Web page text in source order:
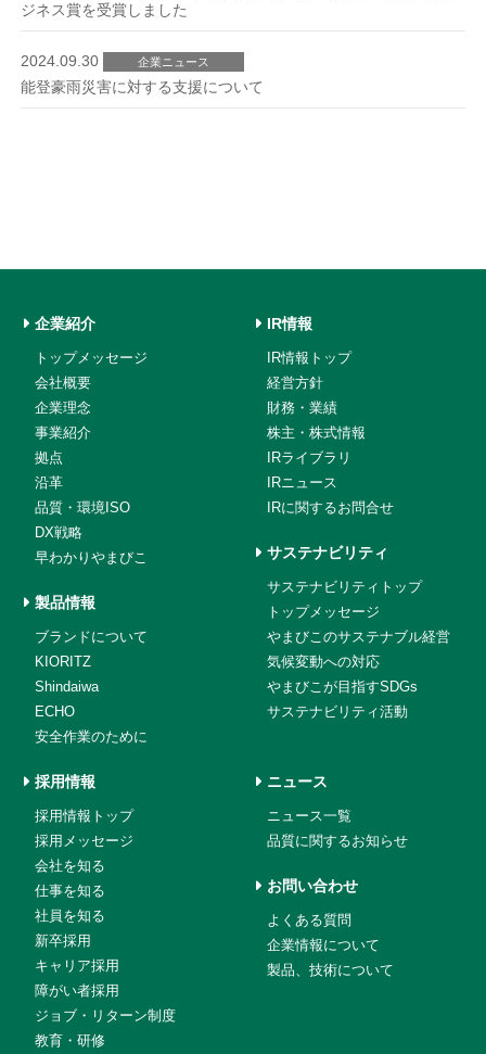
ジネス賞を受賞しました
2024.09.30 企業ニュース
能登豪雨災害に対する支援について
企業紹介
トップメッセージ
会社概要
企業理念
事業紹介
拠点
沿革
品質・環境ISO
DX戦略
早わかりやまびこ
製品情報
ブランドについて
KIORITZ
Shindaiwa
ECHO
安全作業のために
IR情報
IR情報トップ
経営方針
財務・業績
株主・株式情報
IRライブラリ
IRニュース
IRに関するお問合せ
サステナビリティ
サステナビリティトップ
トップメッセージ
やまびこのサステナブル経営
気候変動への対応
やまびこが目指すSDGs
サステナビリティ活動
採用情報
採用情報トップ
採用メッセージ
会社を知る
仕事を知る
社員を知る
新卒採用
キャリア採用
障がい者採用
ジョブ・リターン制度
教育・研修
ニュース
ニュース一覧
品質に関するお知らせ
お問い合わせ
よくある質問
企業情報について
製品、技術について